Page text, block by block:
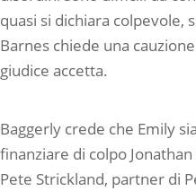
quasi si dichiara colpevole,
Barnes chiede una
giudice accetta.
Baggerly crede che Emily
finanziare di colpo
Pete Strickland, partner di